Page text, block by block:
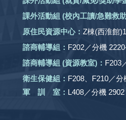
課外活動組 (校內工讀/急難救
原住民資源中心： Z棟(西淮館
諮商輔導組： F202／分機
諮商輔導組 (資源教室)： F203
衛生保健組： F208、F210／
軍 訓 室： L408／分機 2902